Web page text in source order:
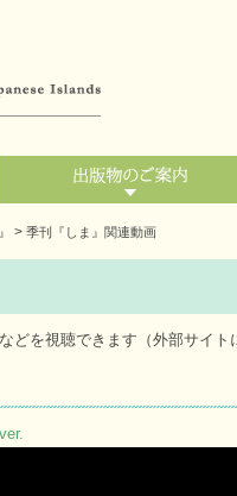
> 季刊『しま』関連動画
どを視聴できます（外部サイト